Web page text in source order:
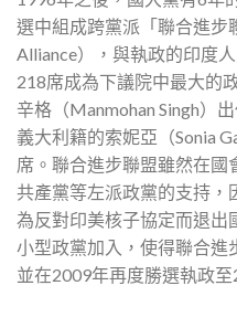
選中組成跨黨派「聯合進步
Alliance），與執政的印度
218席成為下議院中最大的
辛格（Manmohan Singh）
義大利籍的索妮亞（Sonia
席。聯合進步聯盟雖然在國
共產黨等左派政黨的支持，
為反對印美核子協定而退出
小型政黨加入，使得聯合進
並在2009年再度勝選執政至